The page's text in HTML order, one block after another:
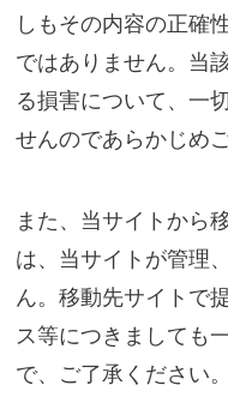
しもその内容の正確
ではありません。当
る損害について、一
せんのであらかじめ
また、当サイトから
は、当サイトが管理
ん。移動先サイトで
ス等につきましても
で、ご了承ください。